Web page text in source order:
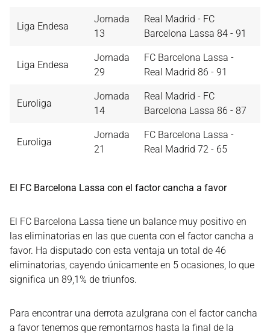
Liga Endesa
Jornada
13
Real Madrid - FC
Barcelona Lassa 84 - 91
Liga Endesa
Jornada
29
FC Barcelona Lassa -
Real Madrid 86 - 91
Euroliga
Jornada
14
Real Madrid - FC
Barcelona Lassa 86 - 87
Euroliga
Jornada
21
FC Barcelona Lassa -
Real Madrid 72 - 65
El FC Barcelona Lassa con el factor cancha a favor
El FC Barcelona Lassa tiene un balance muy positivo en
las eliminatorias en las que cuenta con el factor cancha a
favor. Ha disputado con esta ventaja un total de 46
eliminatorias, cayendo únicamente en 5 ocasiones, lo que
significa un 89,1% de triunfos.
Para encontrar una derrota azulgrana con el factor cancha
a favor tenemos que remontarnos hasta la final de la